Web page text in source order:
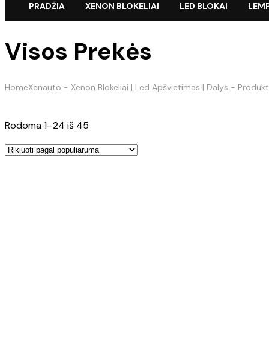
PRADŽIA XENON BLOKELIAI LED BLOKAI
Visos Prekės
HomeXenauto - Xenon Blokeliai | Led Apšvietimas | Dalys -
Rodoma 1–24 iš 45
populiarumą